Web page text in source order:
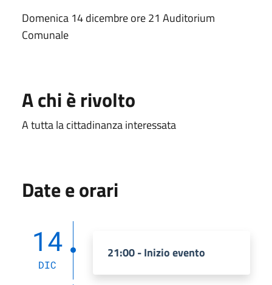
Domenica 14 dicembre ore 21 Auditorium
Comunale
A chi è rivolto
A tutta la cittadinanza interessata
Date e orari
14
DIC
21:00 - Inizio evento